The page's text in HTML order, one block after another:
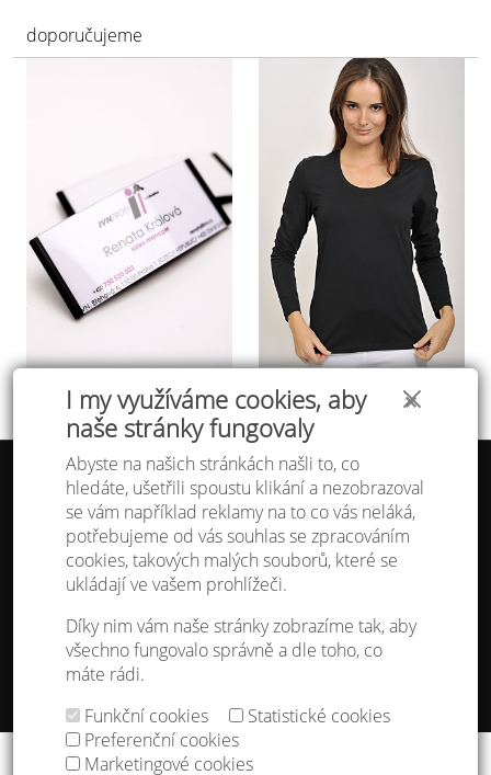
✕
I my využíváme cookies, aby
naše stránky fungovaly
Abyste na našich stránkách našli to, co
hledáte, ušetřili spoustu klikání a nezobrazoval
se vám například reklamy na to co vás neláká,
potřebujeme od vás souhlas se zpracováním
cookies, takových malých souborů, které se
ukládají ve vašem prohlížeči.
Díky nim vám naše stránky zobrazíme tak, aby
všechno fungovalo správně a dle toho, co
máte rádi.
Funkční cookies
Statistické cookies
Preferenční cookies
Marketingové cookies
doporučujeme
Tabulka velikostí
Doprava a platba
Ochrana osobních údajů
Obchodní podmínky
Kontakt
Atelier IVN
Na Výhledě 324/1
360 17 Karlovy Vary
Nastavení cookies
Copyright © 2013 - 2026